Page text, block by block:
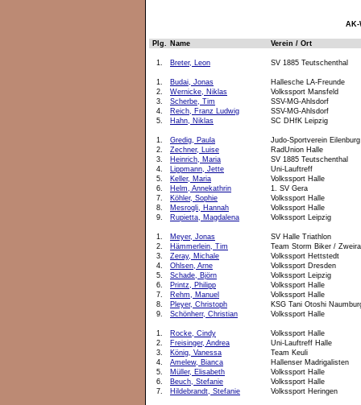
AK-
Plg. Name Verein / Ort
1. Breter, Leon SV 1885 Teutschenthal
1. Budai, Jonas
Hallesche LA-Freunde
2.
Wernicke, Niklas
Volkssport Mansfeld
3.
Scherbe, Tim
SSV-MG-Ahlsdorf
4.
Reich, Franz Ludwig
SSV-MG-Ahlsdorf
5.
Hahn, Niklas SC DHfK Leipzig
1. Gredig, Paula
Judo-Sportverein Eilenburg
2.
Zechner, Luise
RadUnion Halle
3.
Heinrich, Maria
SV 1885 Teutschenthal
4.
Lippmann, Jette
Uni-Lauftreff
5.
Keller, Maria
Volkssport Halle
6.
Helm, Annekathrin
1. SV Gera
7.
Köhler, Sophie
Volkssport Halle
8.
Mesrogli, Hannah
Volkssport Halle
9.
Rupietta, Magdalena Volkssport Leipzig
1. Meyer, Jonas
SV Halle Triathlon
2.
Hämmerlein, Tim
Team Storm Biker /
3.
Zeray, Michale
Volkssport Hettstedt
4.
Ohlsen, Arne
Volkssport Dresden
5.
Schade, Björn
Volkssport Leipzig
6.
Printz, Philipp
Volkssport Halle
7.
Rehm, Manuel
Volkssport Halle
8.
Pleyer, Christoph
KSG Tani Otoshi
9.
Schönherr, Christian Volkssport Halle
1. Rocke, Cindy
Volkssport Halle
2.
Freisinger, Andrea
Uni-Lauftreff Halle
3.
König, Vanessa
Team Keuli
4.
Amelew, Bianca
Hallenser Madrigalisten
5.
Müller, Elisabeth
Volkssport Halle
6.
Beuch, Stefanie
Volkssport Halle
7.
Hildebrandt, Stefanie Volkssport Heringen